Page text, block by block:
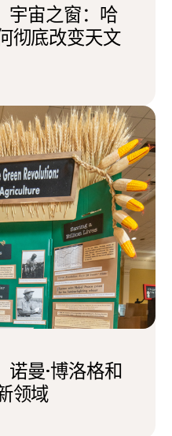
宇宙之窗：哈
彻底改变天文
曼·博洛格和
领域